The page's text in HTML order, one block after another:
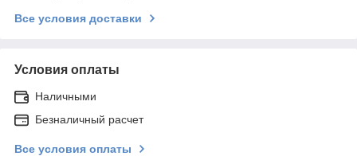
Все условия доставки
Условия оплаты
Наличными
Безналичный расчет
Все условия оплаты